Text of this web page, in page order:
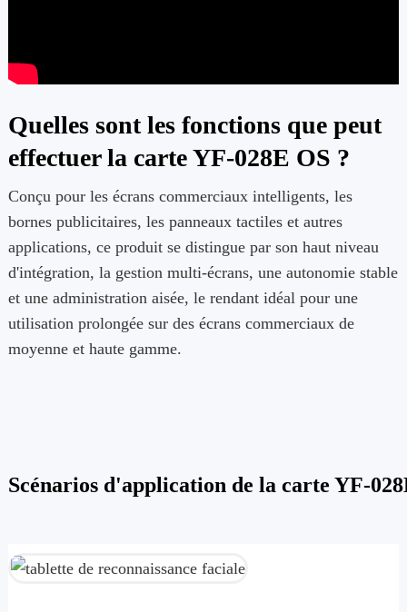
Quelles sont les fonctions que peut
effectuer la carte YF-028E OS ?
Conçu pour les écrans commerciaux intelligents, les
bornes publicitaires, les panneaux tactiles et autres
applications, ce produit se distingue par son haut niveau
d'intégration, la gestion multi-écrans, une autonomie stable
et une administration aisée, le rendant idéal pour une
utilisation prolongée sur des écrans commerciaux de
moyenne et haute gamme.
Scénarios d'application de la carte YF-